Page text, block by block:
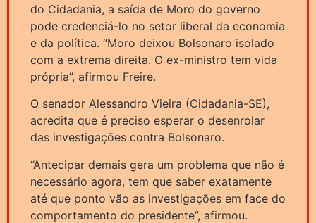
do Cidadania, a saída de Moro do governo
pode credenciá-lo no setor liberal da economia
e da política. “Moro deixou Bolsonaro isolado
com a extrema direita. O ex-ministro tem vida
própria”, afirmou Freire.
O senador Alessandro Vieira (Cidadania-SE),
acredita que é preciso esperar o desenrolar
das investigações contra Bolsonaro.
“Antecipar demais gera um problema que não é
necessário agora, tem que saber exatamente
até que ponto vão as investigações em face do
comportamento do presidente”, afirmou.